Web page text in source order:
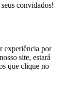
convidados!
experiência por
site, estará
que clique no